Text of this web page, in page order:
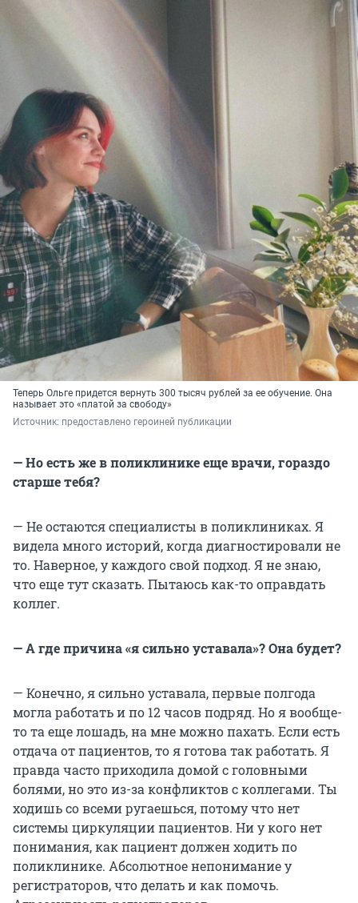
Теперь Ольге придется вернуть 300 тысяч рублей за ее обучение. Она
называет это «платой за свободу»
Источник: предоставлено героиней публикации
— Но есть же в поликлинике еще врачи, гораздо
старше тебя?
— Не остаются специалисты в поликлиниках. Я
видела много историй, когда диагностировали не
то. Наверное, у каждого свой подход. Я не знаю,
что еще тут сказать. Пытаюсь как-то оправдать
коллег.
— А где причина «я сильно уставала»? Она будет?
— Конечно, я сильно уставала, первые полгода
могла работать и по 12 часов подряд. Но я вообще-
то та еще лошадь, на мне можно пахать. Если есть
отдача от пациентов, то я готова так работать. Я
правда часто приходила домой с головными
болями, но это из-за конфликтов с коллегами. Ты
ходишь со всеми ругаешься, потому что нет
системы циркуляции пациентов. Ни у кого нет
понимания, как пациент должен ходить по
поликлинике. Абсолютное непонимание у
регистраторов, что делать и как помочь.